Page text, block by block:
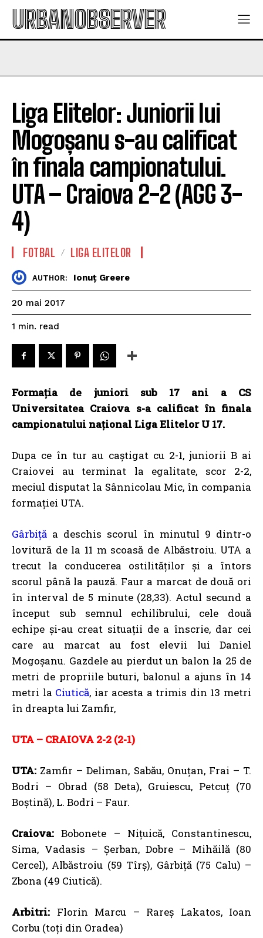
URBANOBSERVER
Liga Elitelor: Juniorii lui
Mogoșanu s-au calificat
în finala campionatului.
UTA – Craiova 2-2 (AGG 3-
4)
FOTBAL LIGA ELITELOR
AUTHOR: Ionuț Greere
20 mai 2017
1 min. read
Formația de juniori sub 17 ani a CS
Universitatea Craiova s-a calificat în finala
campionatului național Liga Elitelor U 17.
Dupa ce în tur au caștigat cu 2-1, juniorii B ai
Craiovei au terminat la egalitate, scor 2-2,
meciul disputat la Sânnicolau Mic, în compania
formației UTA.
Gârbiță a deschis scorul în minutul 9 dintr-o
lovitură de la 11 m scoasă de Albăstroiu. UTA a
trecut la conducerea ostilităților și a întors
scorul până la pauză. Faur a marcat de două ori
în interval de 5 minute (28,33). Actul secund a
început sub semnul echilibrului, cele două
echipe și-au creat situații de a înscrie, dar cei
care au marcat au fost elevii lui Daniel
Mogoșanu. Gazdele au pierdut un balon la 25 de
metri de propriile buturi, balonul a ajuns în 14
metri la Ciutică, iar acesta a trimis din 13 metri
în dreapta lui Zamfir,
UTA – CRAIOVA 2-2 (2-1)
UTA: Zamfir – Deliman, Sabău, Onuțan, Frai – T.
Bodri – Obrad (58 Deta), Gruiescu, Petcuț (70
Boștină), L. Bodri – Faur.
Craiova: Bobonete – Niţuică, Constantinescu,
Sima, Vadasis – Șerban, Dobre – Mihăilă (80
Cercel), Albăstroiu (59 Tîrș), Gârbiţă (75 Calu) –
Zbona (49 Ciutică).
Arbitri: Florin Marcu – Rareș Lakatos, Ioan
Corbu (toți din Oradea)